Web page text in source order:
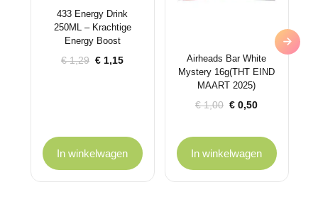
433 Energy Drink
250ML – Krachtige
Energy Boost
€1,29
Oorspronkelijke
€ 1,15
Huidige
In winkelwagen
Airheads Bar White
Mystery 16g(THT EIND
MAART 2025)
€1,00
Oorspronkelijke
€ 0,50
Huidige
In winkelwagen